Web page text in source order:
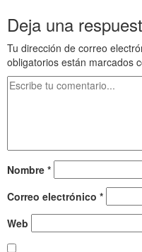
Deja una
Tu dirección de correo
obligatorios están marcados
Nombre *
Correo electrónico *
Web